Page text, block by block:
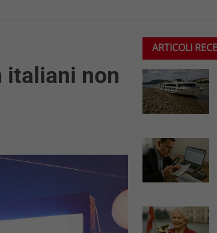
italiani non
ARTICOLI